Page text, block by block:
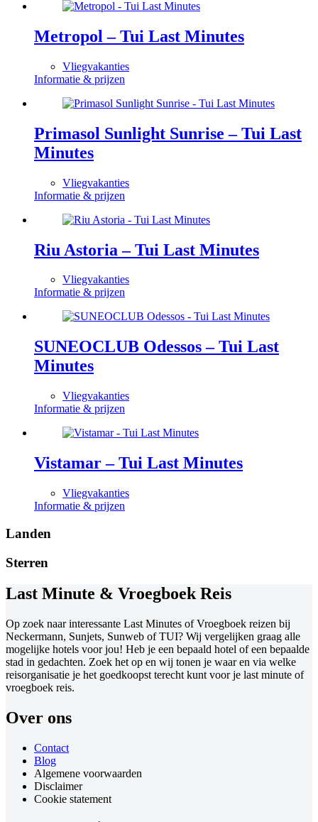
Metropol – Tui Last Minutes
Vliegvakanties
Informatie & prijzen
Primasol Sunlight Sunrise – Tui Last
Minutes
Vliegvakanties
Informatie & prijzen
Riu Astoria – Tui Last Minutes
Vliegvakanties
Informatie & prijzen
SUNEOCLUB Odessos – Tui Last
Minutes
Vliegvakanties
Informatie & prijzen
Vistamar – Tui Last Minutes
Vliegvakanties
Informatie & prijzen
Landen
Sterren
Last Minute & Vroegboek Reis
Op zoek naar interessante Last Minutes of Vroegboek reizen bij
Neckermann, Sunjets, Sunweb of TUI? Wij vergelijken graag alle
mogelijke hotels voor jou! Heb je een bepaald hotel of een bepaalde
stad in gedachten. Zoek het op en wij tonen je waar en via welke
reisorganisatie je het goedkoopst terecht kunt voor je last minute of
vroegboek reis.
Over ons
Contact
Blog
Algemene voorwaarden
Disclaimer
Cookie statement